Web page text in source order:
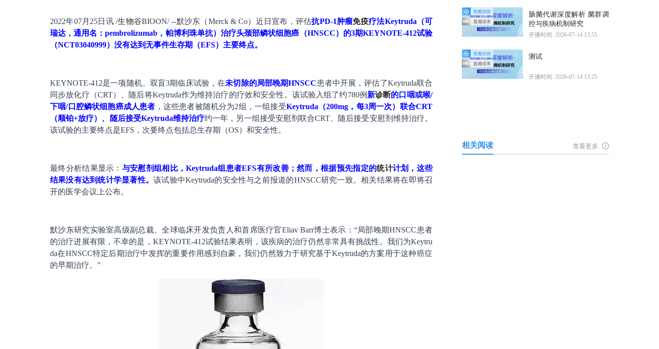
2022年07月25日讯 /生物谷BIOON/ --默沙东（Merck & Co）近日宣布，评估抗PD-1肿瘤免疫疗法Keytruda（可
瑞达，通用名：pembrolizumab，帕博利珠单抗）治疗头颈部鳞状细胞癌（HNSCC）的3期KEYNOTE-412试验
（NCT03040999）没有达到无事件生存期（EFS）主要终点。
KEYNOTE-412是一项随机、双盲3期临床试验，在未切除的局部晚期HNSCC患者中开展，评估了Keytruda联合
同步放化疗（CRT）、随后将Keytruda作为维持治疗的疗效和安全性。该试验入组了约780例 新诊断的口咽或喉/
下咽/口腔鳞状细胞癌成人患者 ，这些患者被随机分为2组，一组接受Keytruda（200mg，每3周一次）联合CRT
（顺铂+放疗）、随后接受Keytruda维持治疗约一年，另一组接受安慰剂联合CRT、随后接受安慰剂维持治疗。
该试验的主要终点是EFS，次要终点包括总生存期（OS）和安全性。
最终分析结果显示： 与安慰剂组相比，Keytruda组患者EFS有所改善；然而，根据预先指定的统计计划，这些
结果没有达到统计学显著性。该试验中Keytruda的安全性与之前报道的HNSCC研究一致。相关结果将在即将召
开的医学会议上公布。
默沙东研究实验室高级副总裁、全球临床开发负责人和首席医疗官Eliav Barr博士表示：“局部晚期HNSCC患者
的治疗进展有限，不幸的是，KEYNOTE-412试验结果表明，该疾病的治疗仍然非常具有挑战性。我们为Keytru
da在HNSCC特定后期治疗中发挥的重要作用感到自豪，我们仍然致力于研究基于Keytruda的方案用于这种癌症
的早期治疗。”
肠菌代谢深度解析 菌群调
控与疾病机制研究
开播时间: 2026-07-14 13:55
测试
开播时间: 2026-07-14 13:25
相关阅读 查看更多